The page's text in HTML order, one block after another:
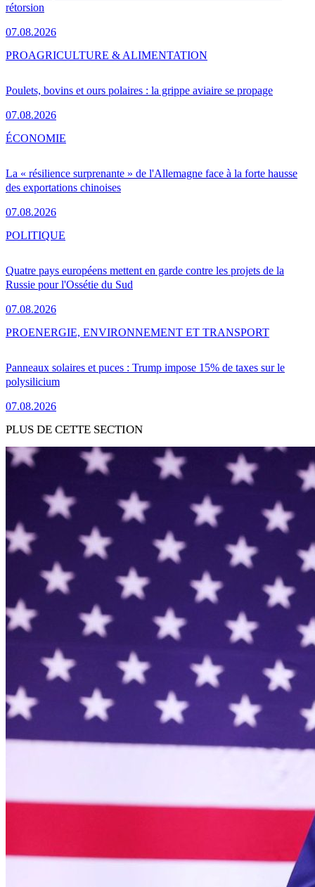
rétorsion
07.08.2026
Poulets, bovins et ours polaires : la grippe aviaire se propage
07.08.2026
PROAGRICULTURE & ALIMENTATION
La « résilience surprenante » de l'Allemagne face à la forte hausse
des exportations chinoises
07.08.2026
ÉCONOMIE
Quatre pays européens mettent en garde contre les projets de la
Russie pour l'Ossétie du Sud
07.08.2026
POLITIQUE
Panneaux solaires et puces : Trump impose 15% de taxes sur le
polysilicium
07.08.2026
PROENERGIE, ENVIRONNEMENT ET TRANSPORT
PLUS DE CETTE SECTION